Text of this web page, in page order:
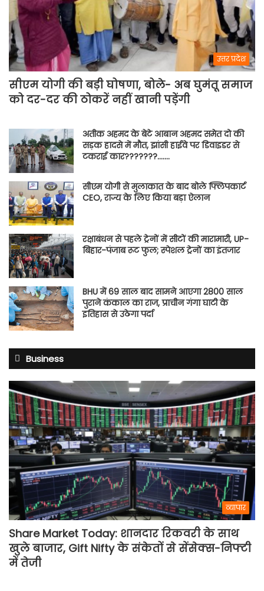
उत्तर प्रदेश
सीएम योगी की बड़ी घोषणा, बोले- अब घुमंतू समाज
को दर-दर की ठोकरें नहीं खानी पड़ेंगी
अतीक अहमद के बेटे आबान अहमद समेत दो की
सड़क हादसे में मौत, झांसी हाईवे पर डिवाइडर से
टकराई कार???????…….
सीएम योगी से मुलाकात के बाद बोले फ्लिपकार्ट
CEO, राज्य के लिए किया बड़ा ऐलान
रक्षाबंधन से पहले ट्रेनों में सीटों की मारामारी, UP-
बिहार-पंजाब रूट फुल; स्पेशल ट्रेनों का इंतजार
BHU में 69 साल बाद सामने आएगा 2800 साल
पुराने कंकाल का राज, प्राचीन गंगा घाटी के
इतिहास से उठेगा पर्दा
Business
व्यापार
Share Market Today: शानदार रिकवरी के साथ
खुले बाजार, Gift Nifty के संकेतों से सेंसेक्स-निफ्टी
में तेजी